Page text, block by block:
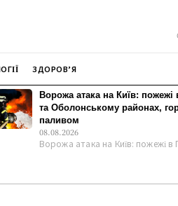
ЗДОРОВ’Я
Ворожа атака на Київ: пожежі
та Оболонському районах,
паливом
08.08.2026
Ворожа атака на Київ: пожежі в